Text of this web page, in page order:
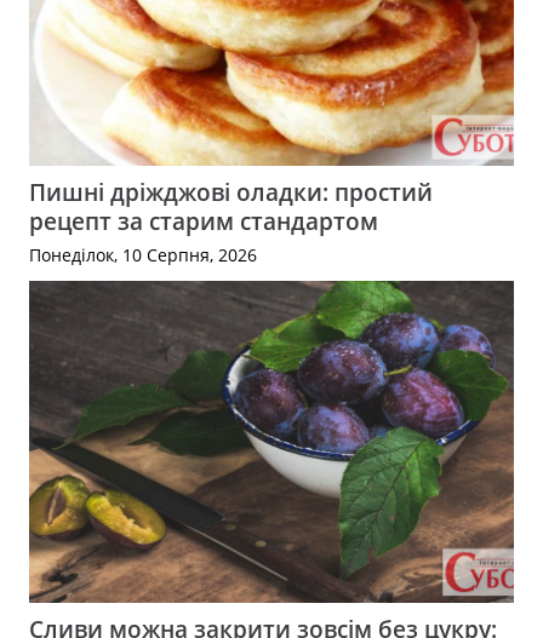
Пишні дріжджові оладки: простий
рецепт за старим стандартом
Понеділок, 10 Серпня, 2026
Сливи можна закрити зовсім без цукру: